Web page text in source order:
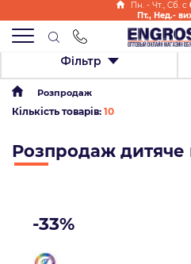
Пн. - Чт., Cб. с
Пт., Нед.-
Фільтр
Розпродаж
Кількість товарів: 10
Розпродаж дитяче
-33%